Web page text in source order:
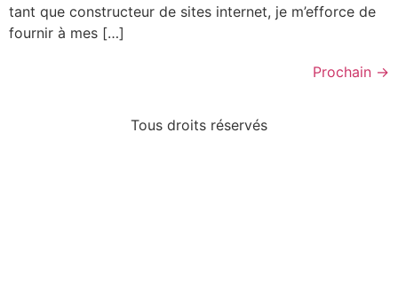
tant que constructeur de sites internet, je m’efforce de
fournir à mes […]
Prochain →
Tous droits réservés